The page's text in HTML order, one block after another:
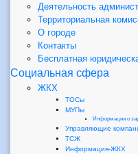
Деятельность
Территориальная
О городе
Контакты
Бесплатная
Социальная сфера
ЖКХ
ТОСы
МУПы
Информация о
Управляющие
ТСЖ
Информация-ЖКХ